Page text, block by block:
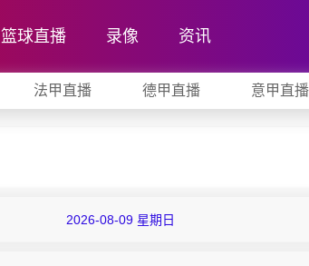
篮球直播 录像 资讯
法甲直播 德甲直播 意甲直播
2026-08-09 星期日